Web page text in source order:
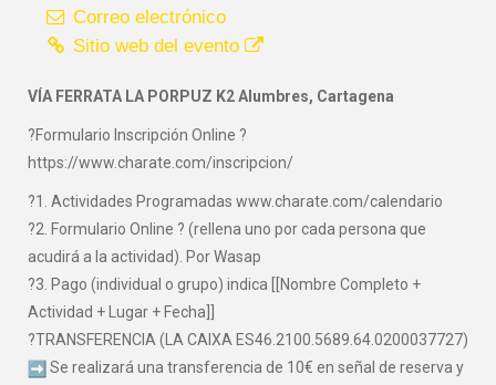
Correo electrónico
Sitio web del evento
VÍA FERRATA LA PORPUZ K2 Alumbres, Cartagena
?Formulario Inscripción Online ?
https://www.charate.com/inscripcion/
?1. Actividades Programadas www.charate.com/calendario
?2. Formulario Online ? (rellena uno por cada persona que
acudirá a la actividad). Por Wasap
?3. Pago (individual o grupo) indica [[Nombre Completo +
Actividad + Lugar + Fecha]]
?TRANSFERENCIA (LA CAIXA ES46.2100.5689.64.0200037727)
Se realizará una transferencia de 10€ en señal de reserva y